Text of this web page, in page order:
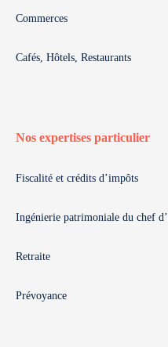
Commerces
Cafés, Hôtels, Restaurants
Nos expertises particulier
Fiscalité et crédits d’impôts
Ingénierie patrimoniale du chef
Retraite
Prévoyance